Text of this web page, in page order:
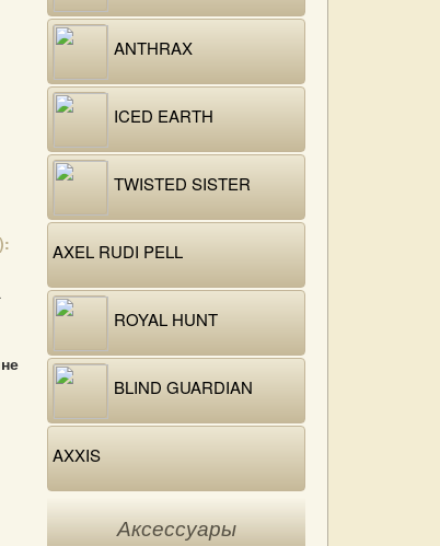
ANTHRAX
ICED EARTH
TWISTED SISTER
AXEL RUDI PELL
ROYAL HUNT
BLIND GUARDIAN
AXXIS
Аксессуары